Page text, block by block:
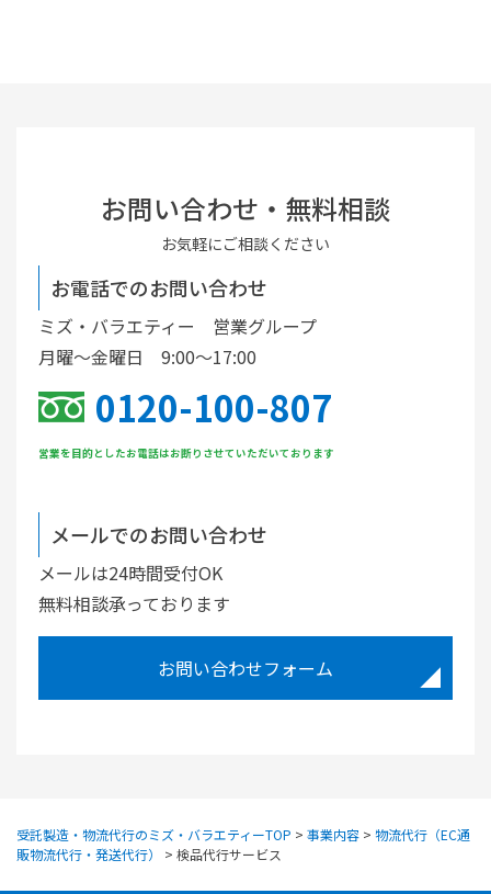
お問い合わせ・無料相談
お気軽にご相談ください
お電話でのお問い合わせ
ミズ・バラエティー 営業グループ
月曜〜金曜日 9:00〜17:00
0120-100-807
営業を目的としたお電話はお断りさせていただいております
メールでのお問い合わせ
メールは24時間受付OK
無料相談承っております
お問い合わせフォーム
受託製造・物流代行のミズ・バラエティーTOP > 事業内容 > 物流代行（EC通
販物流代行・発送代行）
> 検品代行サービス